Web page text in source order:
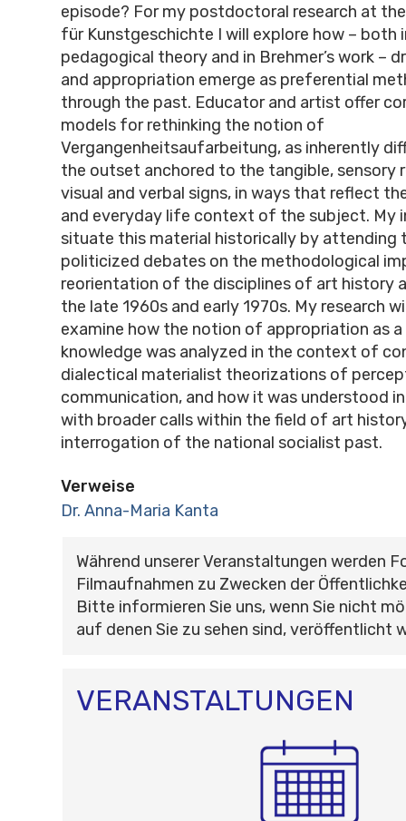
episode? For my postdoctoral research at
für Kunstgeschichte I will explore how – both
pedagogical theory and in Brehmer’s work –
and appropriation emerge as preferential
through the past. Educator and artist offer
models for rethinking the notion of
Vergangenheitsaufarbeitung, as inherently
the outset anchored to the tangible, sensory
visual and verbal signs, in ways that reflect
and everyday life context of the subject. My
situate this material historically by attending
politicized debates on the methodological
reorientation of the disciplines of art history
the late 1960s and early 1970s. My research
examine how the notion of appropriation as
knowledge was analyzed in the context of
dialectical materialist theorizations of
communication, and how it was understood
with broader calls within the field of art
interrogation of the national socialist past.
Verweise
Dr. Anna-Maria Kanta
Während unserer Veranstaltungen werden
Filmaufnahmen zu Zwecken der
Bitte informieren Sie uns, wenn Sie nicht
auf denen Sie zu sehen sind, veröffentlicht
VERANSTALTUNGEN